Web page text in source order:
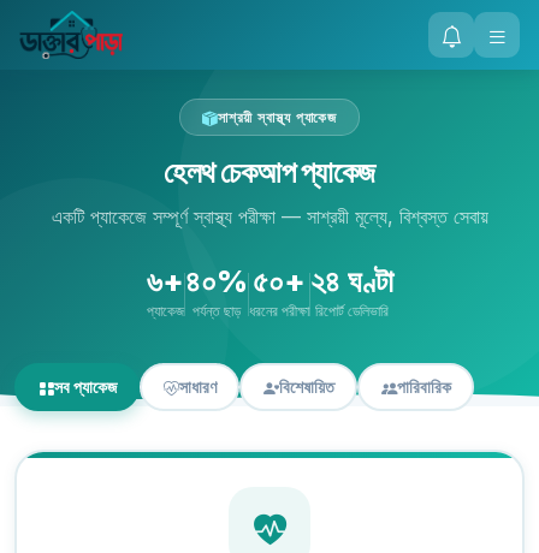
সাশ্রয়ী স্বাস্থ্য প্যাকেজ
হেলথ চেকআপ প্যাকেজ
একটি প্যাকেজে সম্পূর্ণ স্বাস্থ্য পরীক্ষা — সাশ্রয়ী মূল্যে, বিশ্বস্ত সেবায়
৬+
প্যাকেজ
৪০%
পর্যন্ত ছাড়
৫০+
ধরনের পরীক্ষা
২৪ ঘণ্টা
রিপোর্ট ডেলিভারি
সব প্যাকেজ সাধারণ বিশেষায়িত পারিবারিক